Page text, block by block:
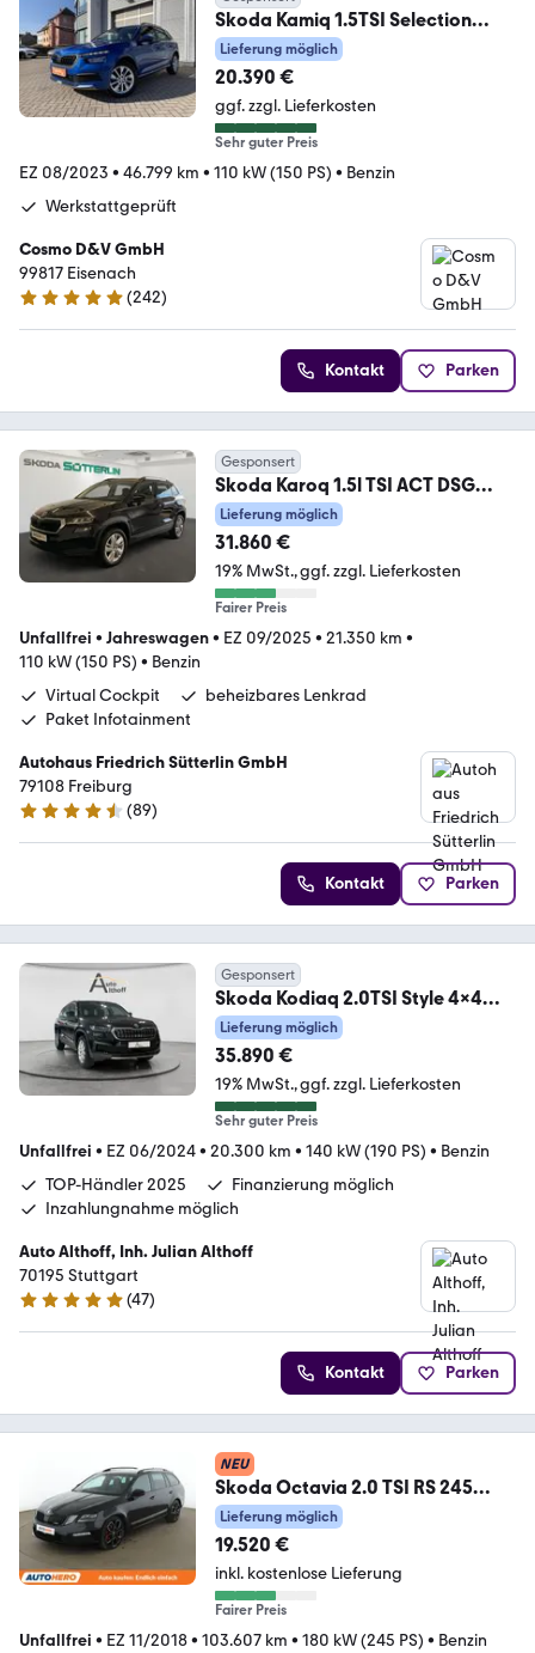
Skoda Kamiq 1.5TSI Selection
Virtual+ACC+Sitzhz+Kamera
Lieferung möglich
20.390 €
ggf. zzgl. Lieferkosten
Sehr guter Preis
EZ 08/2023 • 46.799 km • 110 kW (150 PS) • Benzin
Werkstattgeprüft
Cosmo D&V GmbH
99817 Eisenach
4.9 Sterne
(242)
Kontakt Parken
Gesponsert
Skoda Karoq 1.5l TSI ACT DSG
Selection
Lieferung möglich
31.860 €
19% MwSt. ggf. zzgl. Lieferkosten
Fairer Preis
Unfallfrei • Jahreswagen• EZ 09/2025 • 21.350 km •
110 kW (150 PS) • Benzin
Virtual Cockpit
beheizbares Lenkrad
Paket Infotainment
Autohaus Friedrich Sütterlin GmbH
79108 Freiburg
4.4 Sterne
(89)
Kontakt Parken
Gesponsert
Skoda Kodiaq 2.0TSI Style 4x4
DSG KAM ACC MATRIX APP
Lieferung möglich
35.890 €
19% MwSt. ggf. zzgl. Lieferkosten
Sehr guter Preis
Unfallfrei • EZ 06/2024• 20.300 km • 140 kW (190 PS) • Benzin
TOP-Händler 2025
Finanzierung möglich
Inzahlungnahme möglich
Auto Althoff, Inh. Julian Althoff
70195 Stuttgart
4.8 Sterne
(47)
Kontakt Parken
NEU
Skoda Octavia 2.0 TSI RS 245
Aut.*LED*NAVI*TEMPO*PDC*
Lieferung möglich
19.520 €
inkl. kostenlose Lieferung
Fairer Preis
Unfallfrei • EZ 11/2018• 103.607 km • 180 kW (245 PS) • Benzin